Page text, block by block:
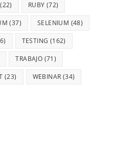
(22) RUBY (72)
(37) SELENIUM (48)
TESTING (162)
TRABAJO (71)
(23) WEBINAR (34)